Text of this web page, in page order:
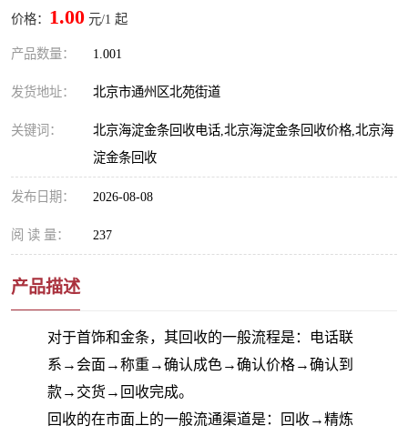
价格： 1.00 元/1 起
产品数量： 1.001
发货地址： 北京市通州区北苑街道
关键词：
北京海淀金条回收电话,北京海淀金条回收价格,北京海
淀金条回收
发布日期： 2026-08-08
阅 读 量： 237
产品描述
对于首饰和金条，其回收的一般流程是：电话联
系→会面→称重→确认成色→确认价格→确认到
款→交货→回收完成。
回收的在市面上的一般流通渠道是：回收→精炼